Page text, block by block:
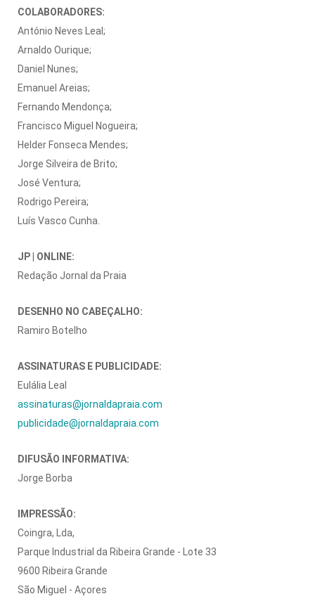
COLABORADORES:
António Neves Leal;
Arnaldo Ourique;
Daniel Nunes;
Emanuel Areias;
Fernando Mendonça;
Francisco Miguel Nogueira;
Helder Fonseca Mendes;
Jorge Silveira de Brito;
José Ventura;
Rodrigo Pereira;
Luís Vasco Cunha.
JP | ONLINE:
Redação Jornal da Praia
DESENHO NO CABEÇALHO:
Ramiro Botelho
ASSINATURAS E PUBLICIDADE:
Eulália Leal
assinaturas@jornaldapraia.com
publicidade@jornaldapraia.com
DIFUSÃO INFORMATIVA:
Jorge Borba
IMPRESSÃO:
Coingra, Lda,
Parque Industrial da Ribeira Grande - Lote 33
9600 Ribeira Grande
São Miguel - Açores